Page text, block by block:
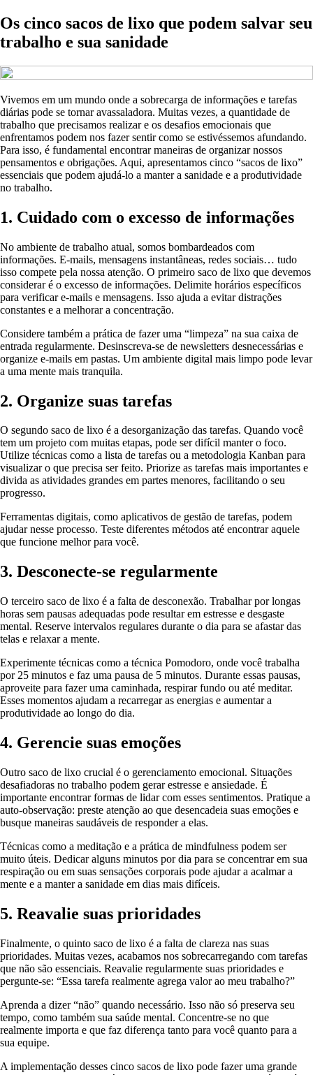
Os cinco sacos de lixo que podem salvar seu
trabalho e sua sanidade
Vivemos em um mundo onde a sobrecarga de informações e tarefas
diárias pode se tornar avassaladora. Muitas vezes, a quantidade de
trabalho que precisamos realizar e os desafios emocionais que
enfrentamos podem nos fazer sentir como se estivéssemos afundando.
Para isso, é fundamental encontrar maneiras de organizar nossos
pensamentos e obrigações. Aqui, apresentamos cinco “sacos de lixo”
essenciais que podem ajudá-lo a manter a sanidade e a produtividade
no trabalho.
1. Cuidado com o excesso de informações
No ambiente de trabalho atual, somos bombardeados com
informações. E-mails, mensagens instantâneas, redes sociais… tudo
isso compete pela nossa atenção. O primeiro saco de lixo que devemos
considerar é o excesso de informações. Delimite horários específicos
para verificar e-mails e mensagens. Isso ajuda a evitar distrações
constantes e a melhorar a concentração.
Considere também a prática de fazer uma “limpeza” na sua caixa de
entrada regularmente. Desinscreva-se de newsletters desnecessárias e
organize e-mails em pastas. Um ambiente digital mais limpo pode levar
a uma mente mais tranquila.
2. Organize suas tarefas
O segundo saco de lixo é a desorganização das tarefas. Quando você
tem um projeto com muitas etapas, pode ser difícil manter o foco.
Utilize técnicas como a lista de tarefas ou a metodologia Kanban para
visualizar o que precisa ser feito. Priorize as tarefas mais importantes e
divida as atividades grandes em partes menores, facilitando o seu
progresso.
Ferramentas digitais, como aplicativos de gestão de tarefas, podem
ajudar nesse processo. Teste diferentes métodos até encontrar aquele
que funcione melhor para você.
3. Desconecte-se regularmente
O terceiro saco de lixo é a falta de desconexão. Trabalhar por longas
horas sem pausas adequadas pode resultar em estresse e desgaste
mental. Reserve intervalos regulares durante o dia para se afastar das
telas e relaxar a mente.
Experimente técnicas como a técnica Pomodoro, onde você trabalha
por 25 minutos e faz uma pausa de 5 minutos. Durante essas pausas,
aproveite para fazer uma caminhada, respirar fundo ou até meditar.
Esses momentos ajudam a recarregar as energias e aumentar a
produtividade ao longo do dia.
4. Gerencie suas emoções
Outro saco de lixo crucial é o gerenciamento emocional. Situações
desafiadoras no trabalho podem gerar estresse e ansiedade. É
importante encontrar formas de lidar com esses sentimentos. Pratique a
auto-observação: preste atenção ao que desencadeia suas emoções e
busque maneiras saudáveis de responder a elas.
Técnicas como a meditação e a prática de mindfulness podem ser
muito úteis. Dedicar alguns minutos por dia para se concentrar em sua
respiração ou em suas sensações corporais pode ajudar a acalmar a
mente e a manter a sanidade em dias mais difíceis.
5. Reavalie suas prioridades
Finalmente, o quinto saco de lixo é a falta de clareza nas suas
prioridades. Muitas vezes, acabamos nos sobrecarregando com tarefas
que não são essenciais. Reavalie regularmente suas prioridades e
pergunte-se: “Essa tarefa realmente agrega valor ao meu trabalho?”
Aprenda a dizer “não” quando necessário. Isso não só preserva seu
tempo, como também sua saúde mental. Concentre-se no que
realmente importa e que faz diferença tanto para você quanto para a
sua equipe.
A implementação desses cinco sacos de lixo pode fazer uma grande